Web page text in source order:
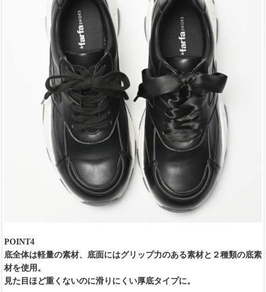
POINT4
底全体は軽量の素材、底面にはグリップ力のある素材と２種類の底素
材を使用。
見た目ほど重くないのに滑りにくい厚底タイプに。